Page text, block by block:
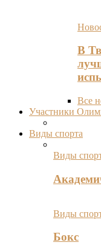
В
Все
Участники
Виды спорта
Виды
Виды
Бокс